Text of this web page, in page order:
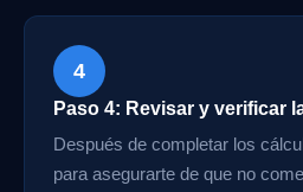
4
Paso 4: Revisar y verificar
Después de completar los
para asegurarte de que no